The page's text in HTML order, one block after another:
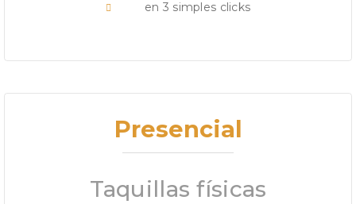
en 3 simples clicks
Presencial
Taquillas físicas